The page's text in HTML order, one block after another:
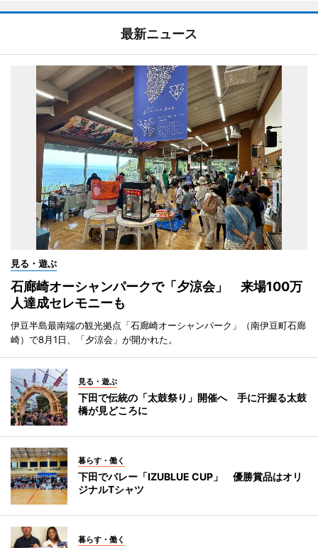
最新ニュース
見る・遊ぶ
石廊崎オーシャンパークで「夕涼会」 来場100万
人達成セレモニーも
伊豆半島最南端の観光拠点「石廊崎オーシャンパーク」（南伊豆町石廊
崎）で8月1日、「夕涼会」が開かれた。
見る・遊ぶ
下田で伝統の「太鼓祭り」開催へ 手に汗握る太鼓
橋が見どころに
暮らす・働く
下田でバレー「IZUBLUE CUP」 優勝賞品はオリ
ジナルTシャツ
暮らす・働く